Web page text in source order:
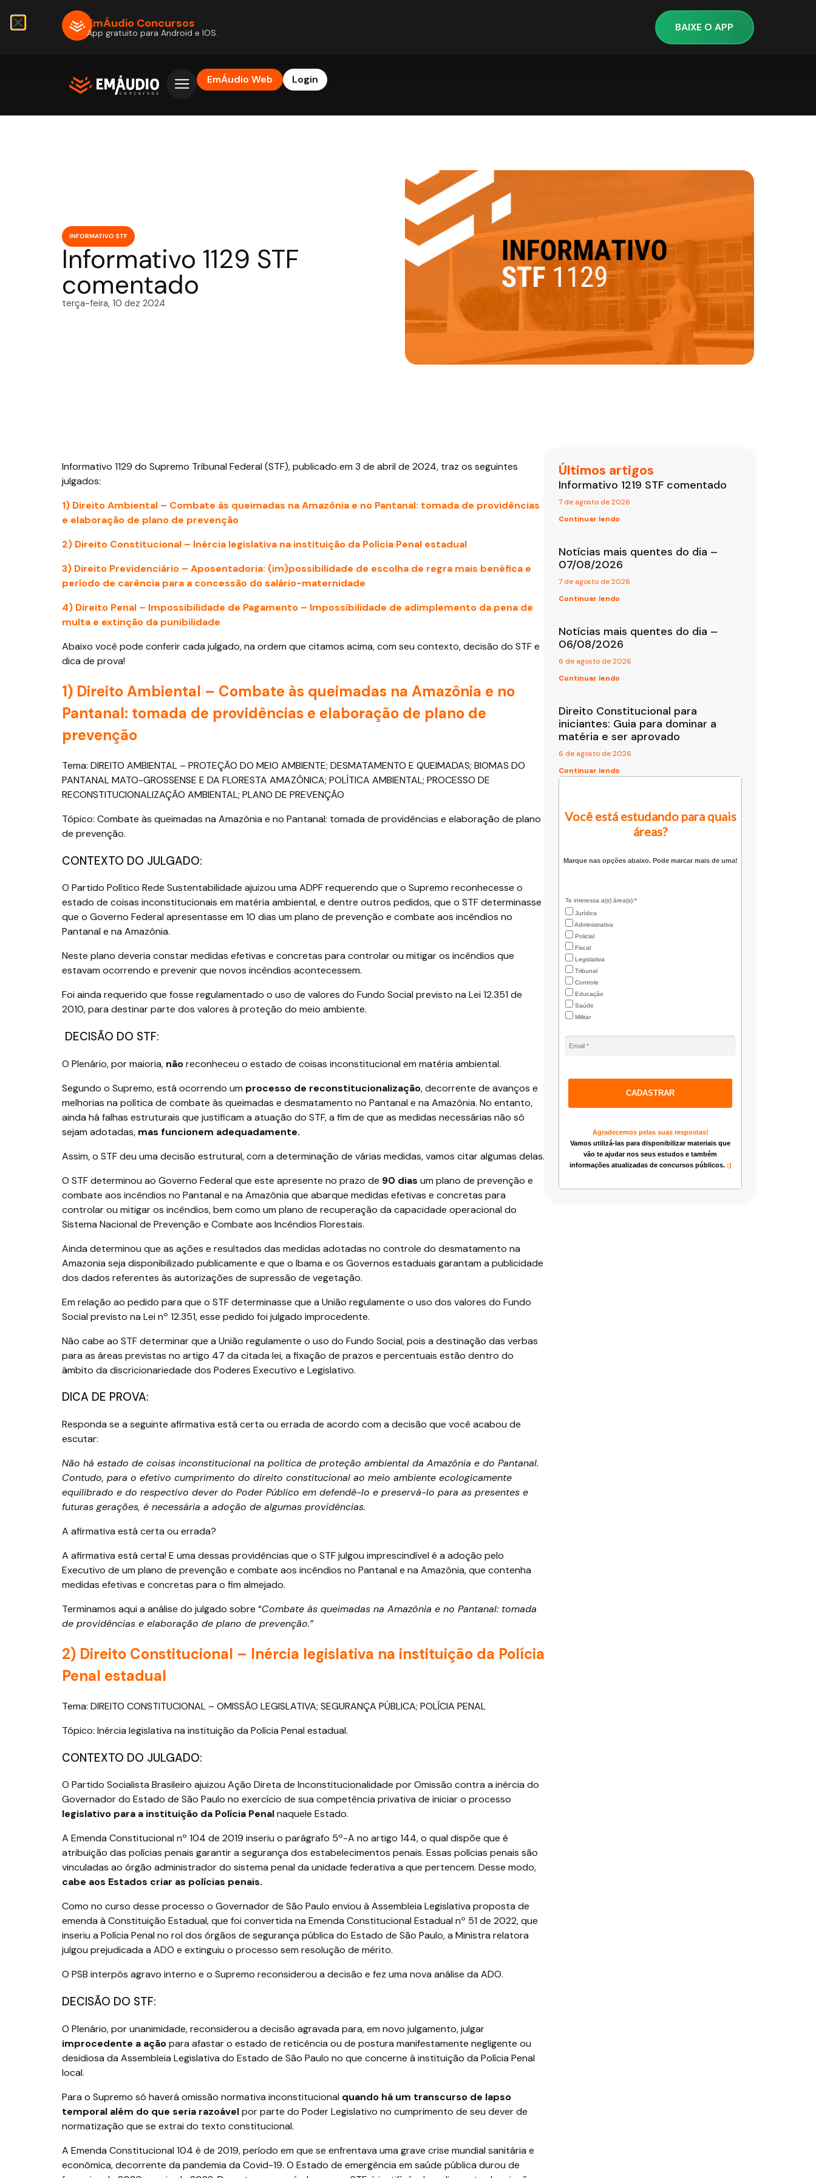
EmÁudio Web Login
INFORMATIVO STF
Informativo 1129 STF
comentado
terça-feira, 10 dez 2024
Informativo 1129 do Supremo Tribunal Federal (STF), publicado em 3 de abril de 2024, traz os seguintes
julgados:
1) Direito Ambiental – Combate às queimadas na Amazônia e no Pantanal: tomada de providências
e elaboração de plano de prevenção
2) Direito Constitucional – Inércia legislativa na instituição da Polícia Penal estadual
3) Direito Previdenciário – Aposentadoria: (im)possibilidade de escolha de regra mais benéfica e
período de carência para a concessão do salário-maternidade
4) Direito Penal – Impossibilidade de Pagamento – Impossibilidade de adimplemento da pena de
multa e extinção da punibilidade
Abaixo você pode conferir cada julgado, na ordem que citamos acima, com seu contexto, decisão do STF e
dica de prova!
1) Direito Ambiental – Combate às queimadas na Amazônia e no
Pantanal: tomada de providências e elaboração de plano de
prevenção
Tema: DIREITO AMBIENTAL – PROTEÇÃO DO MEIO AMBIENTE; DESMATAMENTO E QUEIMADAS; BIOMAS DO
PANTANAL MATO-GROSSENSE E DA FLORESTA AMAZÔNICA; POLÍTICA AMBIENTAL; PROCESSO DE
RECONSTITUCIONALIZAÇÃO AMBIENTAL; PLANO DE PREVENÇÃO
Tópico: Combate às queimadas na Amazônia e no Pantanal: tomada de providências e elaboração de plano
de prevenção.
CONTEXTO DO JULGADO:
O Partido Político Rede Sustentabilidade ajuizou uma ADPF requerendo que o Supremo reconhecesse o
estado de coisas inconstitucionais em matéria ambiental, e dentre outros pedidos, que o STF determinasse
que o Governo Federal apresentasse em 10 dias um plano de prevenção e combate aos incêndios no
Pantanal e na Amazônia.
Neste plano deveria constar medidas efetivas e concretas para controlar ou mitigar os incêndios que
estavam ocorrendo e prevenir que novos incêndios acontecessem.
Foi ainda requerido que fosse regulamentado o uso de valores do Fundo Social previsto na Lei 12.351 de
2010, para destinar parte dos valores à proteção do meio ambiente.
DECISÃO DO STF:
O Plenário, por maioria, nãoreconheceu o estado de coisas inconstitucional em matéria ambiental.
Segundo o Supremo, está ocorrendo um processo de reconstitucionalização, decorrente de avanços e
melhorias na política de combate às queimadas e desmatamento no Pantanal e na Amazônia. No entanto,
ainda há falhas estruturais que justificam a atuação do STF, a fim de que as medidas necessárias não só
sejam adotadas, mas funcionem adequadamente.
Assim, o STF deu uma decisão estrutural, com a determinação de várias medidas, vamos citar algumas delas.
O STF determinou ao Governo Federal que este apresente no prazo de 90 dias um plano de prevenção e
combate aos incêndios no Pantanal e na Amazônia que abarque medidas efetivas e concretas para
controlar ou mitigar os incêndios, bem como um plano de recuperação da capacidade operacional do
Sistema Nacional de Prevenção e Combate aos Incêndios Florestais.
Ainda determinou que as ações e resultados das medidas adotadas no controle do desmatamento na
Amazonia seja disponibilizado publicamente e que o Ibama e os Governos estaduais garantam a publicidade
dos dados referentes às autorizações de supressão de vegetação.
Em relação ao pedido para que o STF determinasse que a União regulamente o uso dos valores do Fundo
Social previsto na Lei nº 12.351, esse pedido foi julgado improcedente.
Não cabe ao STF determinar que a União regulamente o uso do Fundo Social, pois a destinação das verbas
para as áreas previstas no artigo 47 da citada lei, a fixação de prazos e percentuais estão dentro do
âmbito da discricionariedade dos Poderes Executivo e Legislativo.
DICA DE PROVA:
Responda se a seguinte afirmativa está certa ou errada de acordo com a decisão que você acabou de
escutar:
Não há estado de coisas inconstitucional na política de proteção ambiental da Amazônia e do Pantanal.
Contudo, para o efetivo cumprimento do direito constitucional ao meio ambiente ecologicamente
equilibrado e do respectivo dever do Poder Público em defendê-lo e preservá-lo para as presentes e
futuras gerações, é necessária a adoção de algumas providências.
A afirmativa está certa ou errada?
A afirmativa está certa! E uma dessas providências que o STF julgou imprescindível é a adoção pelo
Executivo de um plano de prevenção e combate aos incêndios no Pantanal e na Amazônia, que contenha
medidas efetivas e concretas para o fim almejado.
Terminamos aqui a análise do julgado sobre “Combate às queimadas na Amazônia e no Pantanal: tomada
de providências e elaboração de plano de prevenção.”
2) Direito Constitucional – Inércia legislativa na instituição da Polícia
Penal estadual
Tema: DIREITO CONSTITUCIONAL – OMISSÃO LEGISLATIVA; SEGURANÇA PÚBLICA; POLÍCIA PENAL
Tópico: Inércia legislativa na instituição da Polícia Penal estadual.
CONTEXTO DO JULGADO:
O Partido Socialista Brasileiro ajuizou Ação Direta de Inconstitucionalidade por Omissão contra a inércia do
Governador do Estado de São Paulo no exercício de sua competência privativa de iniciar o processo
legislativo para a instituição da Polícia Penalnaquele Estado.
A Emenda Constitucional nº 104 de 2019 inseriu o parágrafo 5º-A no artigo 144, o qual dispõe que é
atribuição das polícias penais garantir a segurança dos estabelecimentos penais. Essas polícias penais são
vinculadas ao órgão administrador do sistema penal da unidade federativa a que pertencem. Desse modo,
cabe aos Estados criar as polícias penais.
Como no curso desse processo o Governador de São Paulo enviou à Assembleia Legislativa proposta de
emenda à Constituição Estadual, que foi convertida na Emenda Constitucional Estadual nº 51 de 2022, que
inseriu a Polícia Penal no rol dos órgãos de segurança pública do Estado de São Paulo, a Ministra relatora
julgou prejudicada a ADO e extinguiu o processo sem resolução de mérito.
O PSB interpôs agravo interno e o Supremo reconsiderou a decisão e fez uma nova análise da ADO.
DECISÃO DO STF:
O Plenário, por unanimidade, reconsiderou a decisão agravada para, em novo julgamento, julgar
improcedente a açãopara afastar o estado de reticência ou de postura manifestamente negligente ou
desidiosa da Assembleia Legislativa do Estado de São Paulo no que concerne à instituição da Polícia Penal
local.
Para o Supremo só haverá omissão normativa inconstitucional quando há um transcurso de lapso
temporal além do que seria razoávelpor parte do Poder Legislativo no cumprimento de seu dever de
normatização que se extrai do texto constitucional.
A Emenda Constitucional 104 é de 2019, período em que se enfrentava uma grave crise mundial sanitária e
econômica, decorrente da pandemia da Covid-19. O Estado de emergência em saúde pública durou de
Últimos artigos
Informativo 1219 STF comentado
7 de agosto de 2026
Continuar lendo
Notícias mais quentes do dia –
07/08/2026
7 de agosto de 2026
Continuar lendo
Notícias mais quentes do dia –
06/08/2026
6 de agosto de 2026
Continuar lendo
Direito Constitucional para
iniciantes: Guia para dominar a
matéria e ser aprovado
6 de agosto de 2026
Continuar lendo
Você está estudando para quais
áreas?
Marque nas opções abaixo. Pode marcar mais de uma!
Te interessa a(s) área(s):*
Jurídica
Administrativa
Policial
Fiscal
Legislativa
Tribunal
Controle
Educação
Saúde
Militar
CADASTRAR
Agradecemos pelas suas respostas!
Vamos utilizá-las para disponibilizar materiais que
vão te ajudar nos seus estudos e também
informações atualizadas de concursos públicos. :)
EmÁudio Concursos
App gratuito para Android e IOS. BAIXE O APP